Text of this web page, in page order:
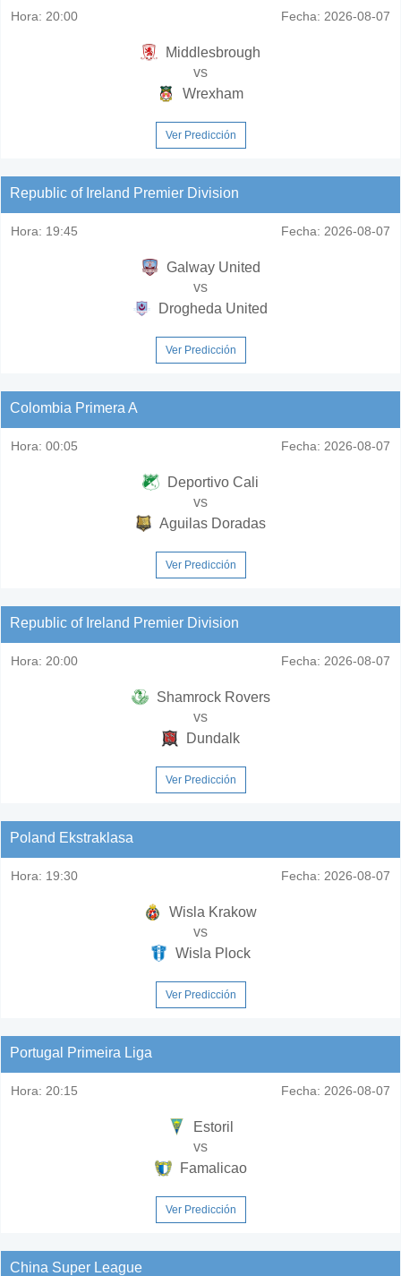
Hora: 20:00 Fecha: 2026-08-07
Middlesbrough
vs
Wrexham
Ver Predicción
Republic of Ireland Premier Division
Hora: 19:45 Fecha: 2026-08-07
Galway United
vs
Drogheda United
Ver Predicción
Colombia Primera A
Hora: 00:05 Fecha: 2026-08-07
Deportivo Cali
vs
Aguilas Doradas
Ver Predicción
Republic of Ireland Premier Division
Hora: 20:00 Fecha: 2026-08-07
Shamrock Rovers
vs
Dundalk
Ver Predicción
Poland Ekstraklasa
Hora: 19:30 Fecha: 2026-08-07
Wisla Krakow
vs
Wisla Plock
Ver Predicción
Portugal Primeira Liga
Hora: 20:15 Fecha: 2026-08-07
Estoril
vs
Famalicao
Ver Predicción
China Super League